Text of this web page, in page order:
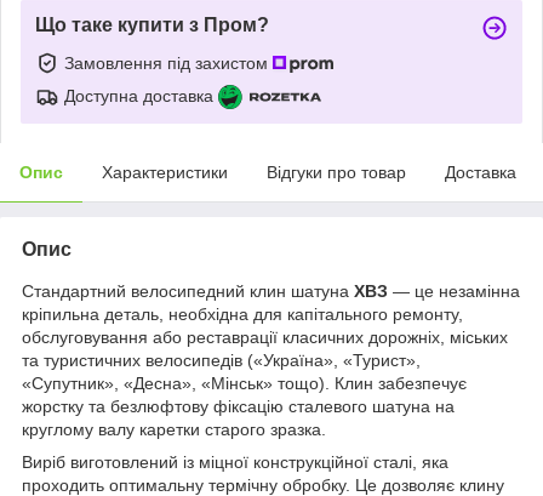
Що таке купити з Пром?
Замовлення під захистом
Доступна доставка
Опис Характеристики Відгуки про товар Доставка
Опис
Стандартний велосипедний клин шатуна ХВЗ — це незамінна
кріпильна деталь, необхідна для капітального ремонту,
обслуговування або реставрації класичних дорожніх, міських
та туристичних велосипедів («Україна», «Турист»,
«Супутник», «Десна», «Мінськ» тощо). Клин забезпечує
жорстку та безлюфтову фіксацію сталевого шатуна на
круглому валу каретки старого зразка.
Виріб виготовлений із міцної конструкційної сталі, яка
проходить оптимальну термічну обробку. Це дозволяє клину